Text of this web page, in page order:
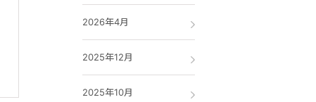
2026年4月
2025年12月
2025年10月